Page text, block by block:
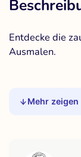
Entdecke die
Ausmalen.
Mehr zeigen